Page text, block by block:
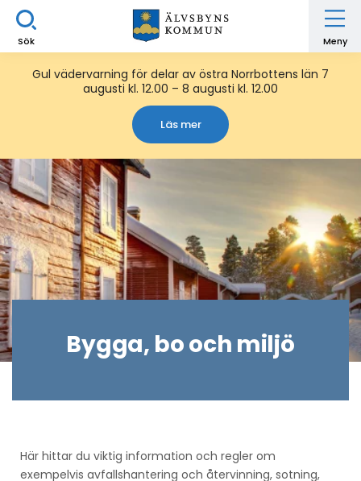
Sök Meny
Gul vädervarning för delar av östra Norrbottens län 7
augusti kl. 12.00 – 8 augusti kl. 12.00
Läs mer
Bygga, bo och miljö
Här hittar du viktig information och regler om
exempelvis avfallshantering och återvinning, sotning,